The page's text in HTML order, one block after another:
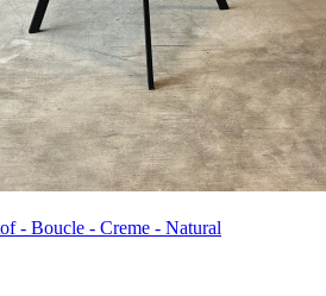
- Boucle - Creme - Natural